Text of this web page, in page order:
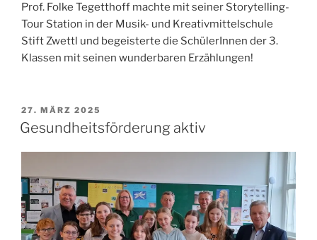
Prof. Folke Tegetthoff machte mit seiner Storytelling-
Tour Station in der Musik- und Kreativmittelschule
Stift Zwettl und begeisterte die SchülerInnen der 3.
Klassen mit seinen wunderbaren Erzählungen!
VERÖFFENTLICHT
AM
27. MÄRZ 2025
Gesundheitsförderung aktiv